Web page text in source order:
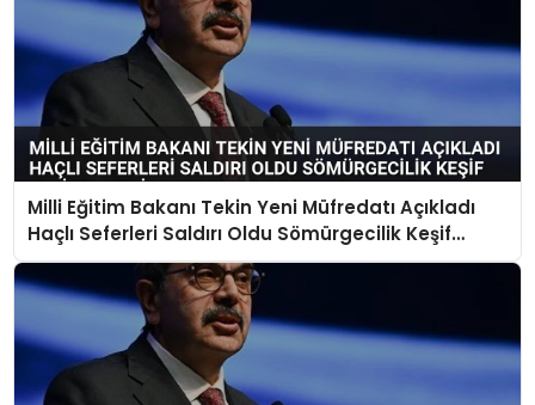
Milli Eğitim Bakanı Tekin Yeni Müfredatı Açıkladı
Haçlı Seferleri Saldırı Oldu Sömürgecilik Keşif
Yerine Geçti